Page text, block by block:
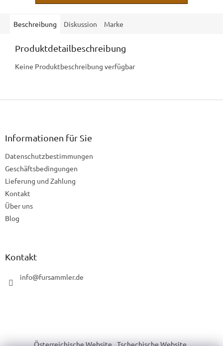
Beschreibung Diskussion Marke
Produktdetailbeschreibung
Keine Produktbeschreibung verfügbar
F
Informationen für Sie
Datenschutzbestimmungen
Geschäftsbedingungen
Lieferung und Zahlung
Kontakt
Über uns
Blog
Kontakt
info@fursammler.de
Österreichische Website Tschechische Website